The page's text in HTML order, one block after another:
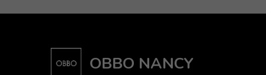
OBBO NANCY